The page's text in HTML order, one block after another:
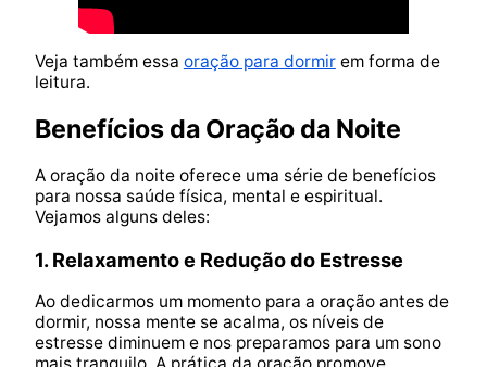
Veja também essa oração para dormirem forma de
leitura.
Benefícios da Oração da Noite
A oração da noite oferece uma série de benefícios
para nossa saúde física, mental e espiritual.
Vejamos alguns deles:
1. Relaxamento e Redução do Estresse
Ao dedicarmos um momento para a oração antes de
dormir, nossa mente se acalma, os níveis de
estresse diminuem e nos preparamos para um sono